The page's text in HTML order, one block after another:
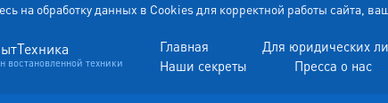
на обработку данных в Cookies для корректной работы сайта,
востановленной техники
Главная Для юридических
Наши секреты
Пресса о нас